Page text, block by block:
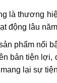
là thương
động lâu
phẩm nổi
bản tiện
lại sự